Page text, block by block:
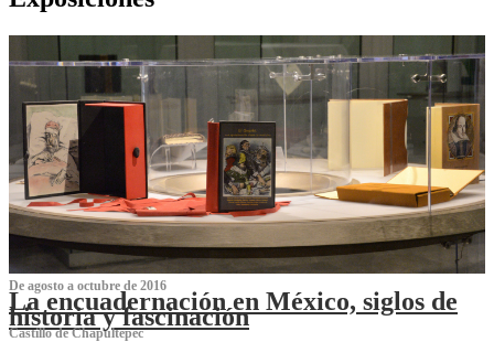
De agosto a octubre de 2016
La encuadernación en México, siglos de
historia y fascinación
Castillo de Chapultepec